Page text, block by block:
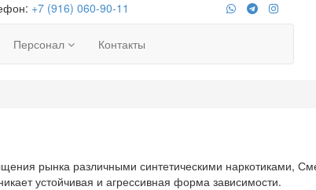
+7 (916) 060-90-11
Персонал Контакты
рынка различными синтетическими наркотиками,
устойчивая и агрессивная форма зависимости.